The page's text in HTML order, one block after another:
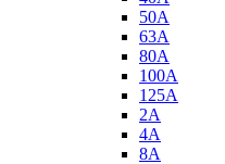
50A
63A
80A
100A
125A
2A
4A
8A